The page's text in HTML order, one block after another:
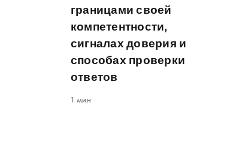
границами своей
компетентности,
сигналах доверия и
способах проверки
ответов
1 мин